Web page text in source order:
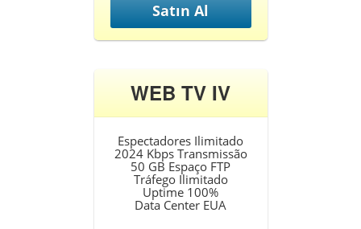
Satın Al
WEB TV IV
Espectadores Ilimitado
2024 Kbps Transmissão
50 GB Espaço FTP
Tráfego Ilimitado
Uptime 100%
Data Center EUA